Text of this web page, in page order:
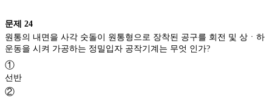
문제 24
원통의 내면을 사각 숫돌이 원통형으로 장착된 공구를 회전 및 상ㆍ하
①
선반
②